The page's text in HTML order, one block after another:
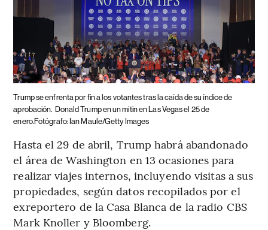
Trump se enfrenta por fin a los votantes tras la caída de su índice de
aprobación. Donald Trump en un mitin en Las Vegas el 25 de
enero.Fotógrafo: Ian Maule/Getty Images
Hasta el 29 de abril, Trump habrá abandonado
el área de Washington en 13 ocasiones para
realizar viajes internos, incluyendo visitas a sus
propiedades, según datos recopilados por el
exreportero de la Casa Blanca de la radio CBS
Mark Knoller y Bloomberg.